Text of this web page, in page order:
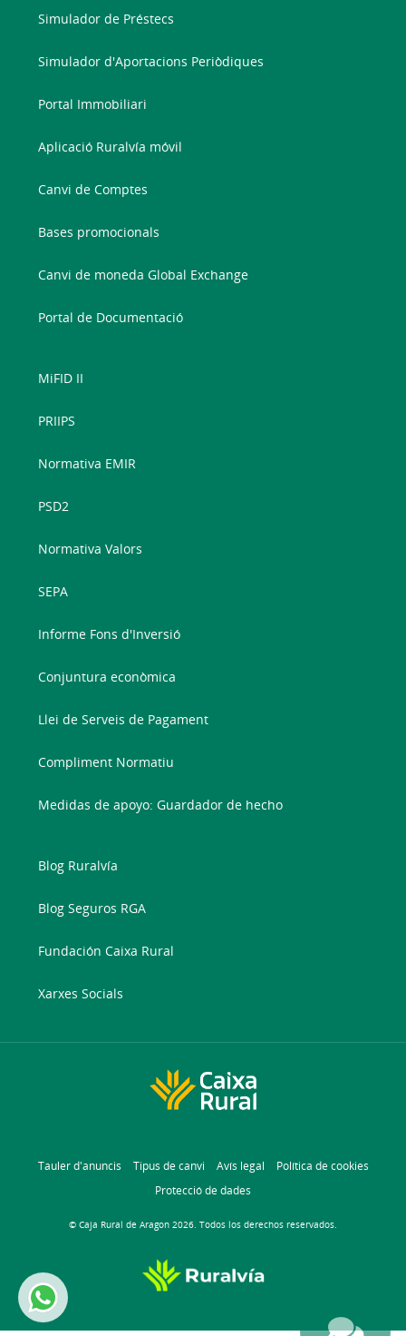
Simulador de Préstecs
Simulador d'Aportacions Periòdiques
Portal Immobiliari
Aplicació Ruralvía móvil
Canvi de Comptes
Bases promocionals
Canvi de moneda Global Exchange
Portal de Documentació
MiFID II
PRIIPS
Normativa EMIR
PSD2
Normativa Valors
SEPA
Informe Fons d'Inversió
Conjuntura econòmica
Llei de Serveis de Pagament
Compliment Normatiu
Medidas de apoyo: Guardador de hecho
Blog Ruralvía
Blog Seguros RGA
Fundación Caixa Rural
Xarxes Socials
Tauler d'anuncis Tipus de canvi Avís legal
Política de cookies
Protecció de dades
© Caja Rural de Aragon 2026. Todos los derechos reservados.